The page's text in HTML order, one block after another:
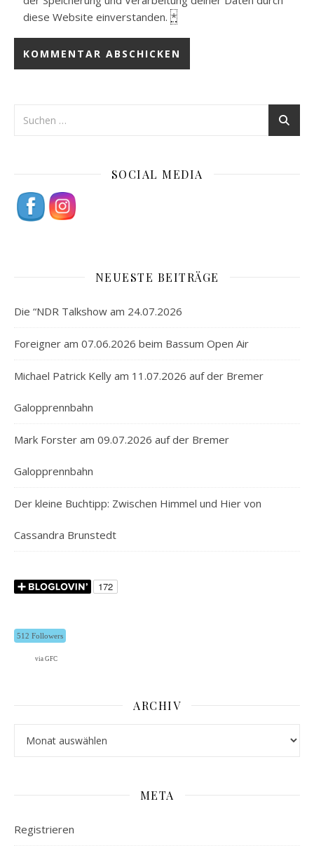
diese Website einverstanden. *
SOCIAL MEDIA
NEUESTE BEITRÄGE
Die “NDR Talkshow am 24.07.2026
Foreigner am 07.06.2026 beim Bassum Open Air
Michael Patrick Kelly am 11.07.2026 auf der Bremer
Galopprennbahn
Mark Forster am 09.07.2026 auf der Bremer
Galopprennbahn
Der kleine Buchtipp: Zwischen Himmel und Hier von
Cassandra Brunstedt
512 Followers
via GFC
ARCHIV
META
Registrieren